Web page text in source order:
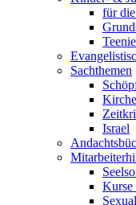
für
Sachthemen
Israel
Kurse